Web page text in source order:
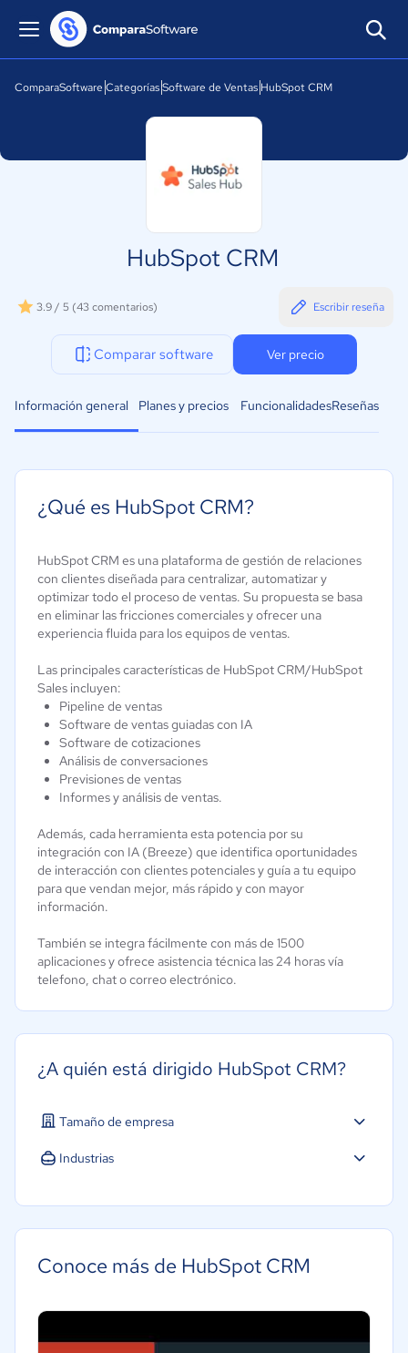
ComparaSoftware CategoríasSoftware de Ventas HubSpot CRM
HubSpot CRM
3.9 / 5 (43 comentarios) Escribir reseña
Comparar software Ver precio
Información general Planes y precios FuncionalidadesReseñas
¿Qué es HubSpot CRM?
HubSpot CRM es una plataforma de gestión de relaciones
con clientes diseñada para centralizar, automatizar y
optimizar todo el proceso de ventas. Su propuesta se basa
en eliminar las fricciones comerciales y ofrecer una
experiencia fluida para los equipos de ventas.
Las principales características de HubSpot CRM/HubSpot
Sales incluyen:
Pipeline de ventas
Software de ventas guiadas con IA
Software de cotizaciones
Análisis de conversaciones
Previsiones de ventas
Informes y análisis de ventas.
Además, cada herramienta esta potencia por su
integración con IA (Breeze) que identifica oportunidades
de interacción con clientes potenciales y guía a tu equipo
para que vendan mejor, más rápido y con mayor
información.
También se integra fácilmente con más de 1500
aplicaciones y ofrece asistencia técnica las 24 horas vía
telefono, chat o correo electrónico.
¿A quién está dirigido HubSpot CRM?
Tamaño de empresa
Pequeña: 10 a 49 trabajadores
Industrias
Hotelería / Viajes
Seguros
Conoce más de HubSpot CRM